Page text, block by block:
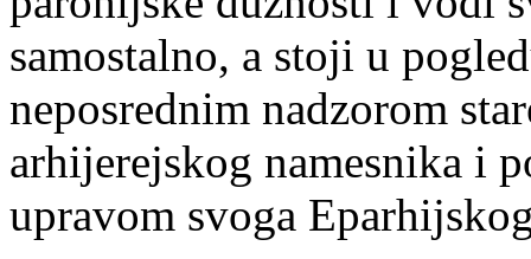
samostalno, a stoji u
neposrednim nadzorom
arhijerejskog namesnika i
upravom svoga